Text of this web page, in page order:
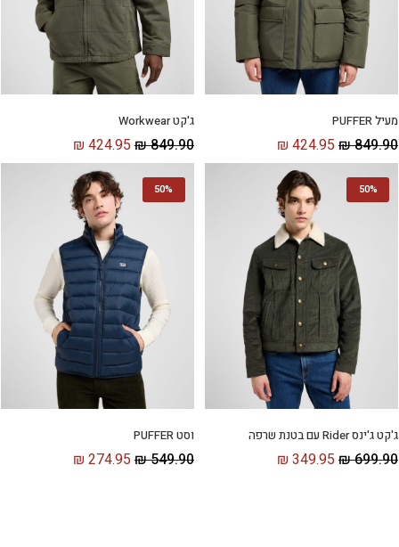
מעיל PUFFER
₪849.90
₪ 424.95
ג'קט Workwear
₪849.90
₪ 424.95
50%
ג'קט ג'ינס Rider עם בטנת שרפה
₪699.90
₪ 349.95
50%
וסט PUFFER
₪549.90
₪ 274.95